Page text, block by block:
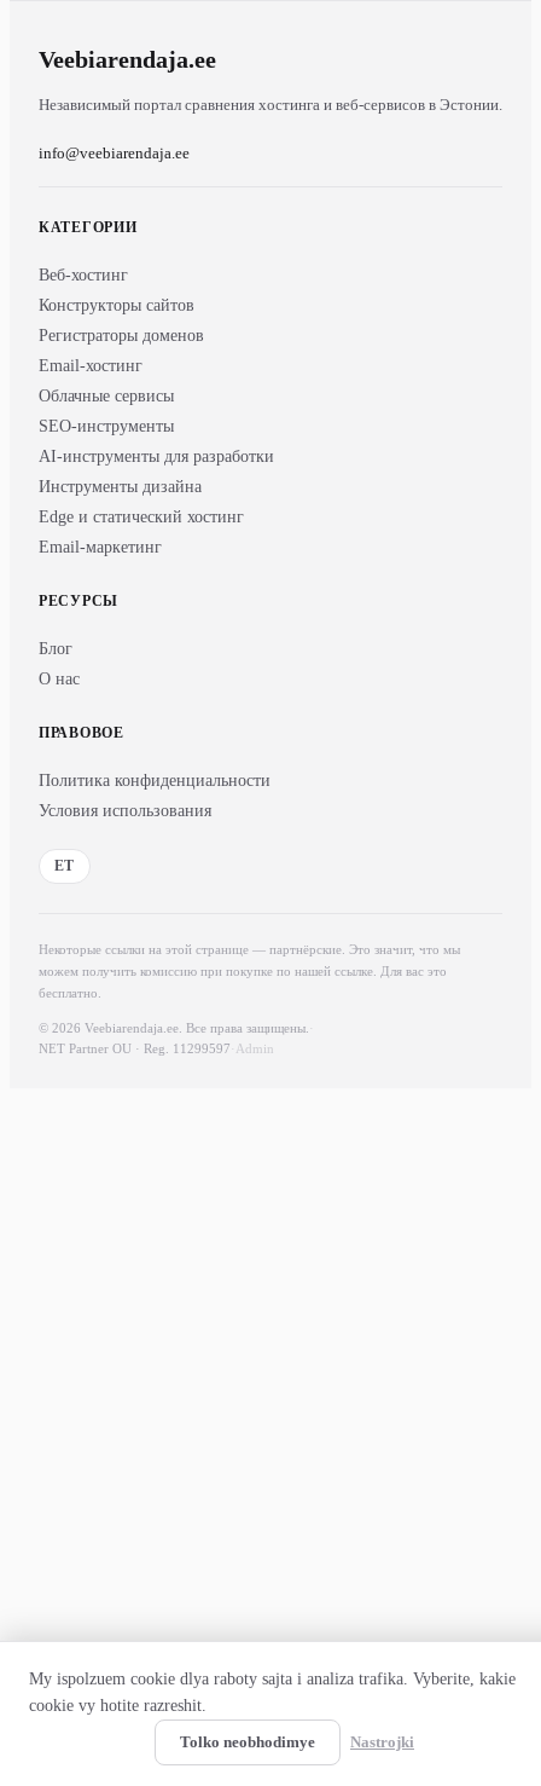
Veebiarendaja.ee
Независимый портал сравнения хостинга и веб-сервисов в Эстонии.
info@veebiarendaja.ee
КАТЕГОРИИ
Веб-хостинг
Конструкторы сайтов
Регистраторы доменов
Email-хостинг
Облачные сервисы
SEO-инструменты
AI-инструменты для разработки
Инструменты дизайна
Edge и статический хостинг
Email-маркетинг
РЕСУРСЫ
Блог
О нас
ПРАВОВОЕ
Политика конфиденциальности
Условия использования
ET
Некоторые ссылки на этой странице — партнёрские. Это значит, что мы
можем получить комиссию при покупке по нашей ссылке. Для вас это
бесплатно.
© 2026 Veebiarendaja.ee. Все права защищены. ·
NET Partner OU · Reg. 11299597· Admin
My ispolzuem cookie dlya raboty sajta i analiza trafika. Vyberite, kakie
cookie vy hotite razreshit.
Tolko neobhodimye Nastrojki